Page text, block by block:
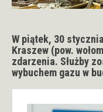
W piątek, 30
Kraszew (pow.
zdarzenia. Służby
wybuchem gazu w